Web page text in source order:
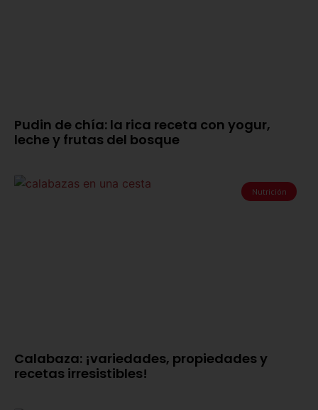
Pudin de chía: la rica receta con yogur,
leche y frutas del bosque
Nutrición
Calabaza: ¡variedades, propiedades y
recetas irresistibles!